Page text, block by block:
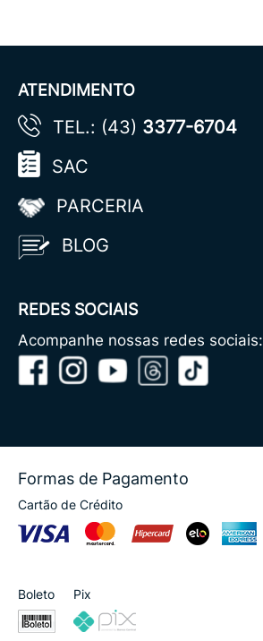
ATENDIMENTO
TEL.: (43) 3377-6704
SAC
PARCERIA
BLOG
REDES SOCIAIS
Acompanhe nossas redes sociais:
Formas de Pagamento
Cartão de Crédito
Boleto Pix